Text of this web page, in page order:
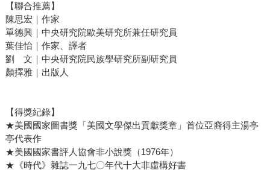
【聯合推薦】
陳思宏｜作家
單德興｜中央研究院歐美研究所兼任研究員
葉佳怡｜作家、譯者
劉 文｜中央研究院民族學研究所副研究員
顏擇雅｜出版人
【得獎紀錄】
★美國國家圖書獎「美國文學傑出貢獻獎章」首位亞裔得主湯亭
亭代表作
★美國國家書評人協會非小說獎（1976年）
★《時代》雜誌一九七〇年代十大非虛構好書